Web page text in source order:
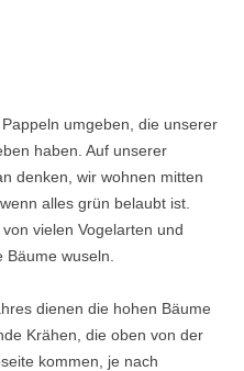
umgeben, die unserer
haben. Auf unserer
denken, wir wohnen mitten
alles grün belaubt ist.
vielen Vogelarten und
wuseln.
dienen die hohen Bäume
Krähen, die oben von der
kommen, je nach